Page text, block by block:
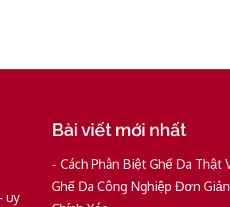
uy
Bài viết mới nhất
Cách Phân Biệt Ghế Da Thật
Ghế Da Công Nghiệp Đơn